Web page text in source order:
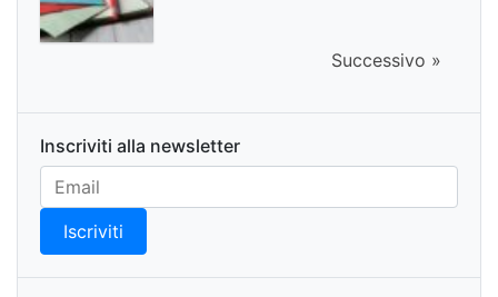
Successivo »
Inscriviti alla newsletter